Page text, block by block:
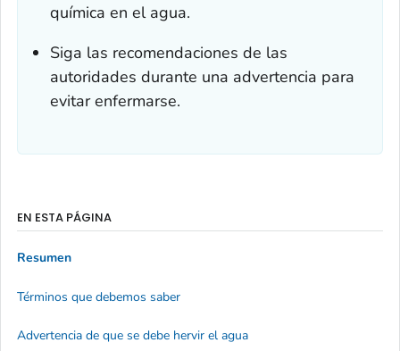
química en el agua.
Siga las recomendaciones de las
autoridades durante una advertencia para
evitar enfermarse.
EN ESTA PÁGINA
Resumen
Términos que debemos saber
Advertencia de que se debe hervir el agua